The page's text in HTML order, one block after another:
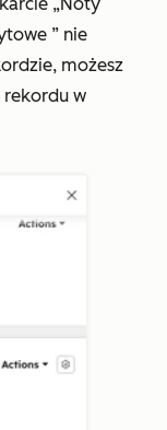
” nie
możesz
w